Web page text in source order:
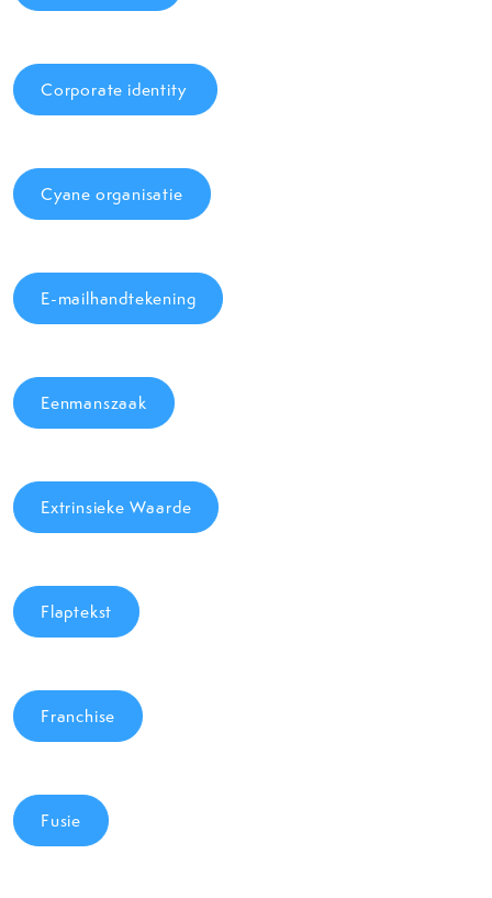
Corporate identity
Cyane organisatie
E-mailhandtekening
Eenmanszaak
Extrinsieke Waarde
Flaptekst
Franchise
Fusie